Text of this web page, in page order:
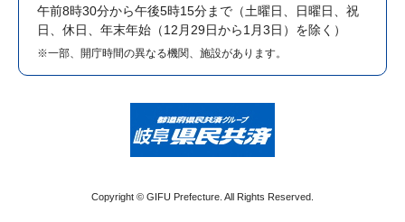
午前8時30分から午後5時15分まで （土曜日、日曜日、祝
日、休日、年末年始（12月29日から1月3日）を除く）
※一部、開庁時間の異なる機関、施設があります。
Copyright © GIFU Prefecture. All Rights Reserved.